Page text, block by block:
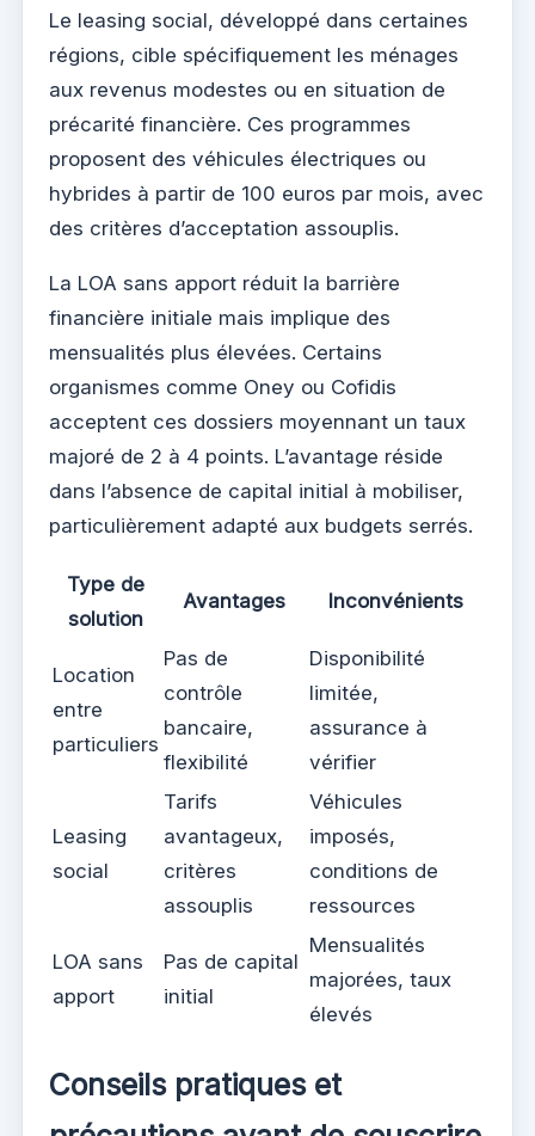
Le leasing social, développé dans certaines
régions, cible spécifiquement les ménages
aux revenus modestes ou en situation de
précarité financière. Ces programmes
proposent des véhicules électriques ou
hybrides à partir de 100 euros par mois, avec
des critères d’acceptation assouplis.
La LOA sans apport réduit la barrière
financière initiale mais implique des
mensualités plus élevées. Certains
organismes comme Oney ou Cofidis
acceptent ces dossiers moyennant un taux
majoré de 2 à 4 points. L’avantage réside
dans l’absence de capital initial à mobiliser,
particulièrement adapté aux budgets serrés.
Type de
solution
Avantages Inconvénients
Location
entre
particuliers
Pas de
contrôle
bancaire,
flexibilité
Disponibilité
limitée,
assurance à
vérifier
Leasing
social
Tarifs
avantageux,
critères
assouplis
Véhicules
imposés,
conditions de
ressources
LOA sans
apport
Pas de capital
initial
Mensualités
majorées, taux
élevés
Conseils pratiques et